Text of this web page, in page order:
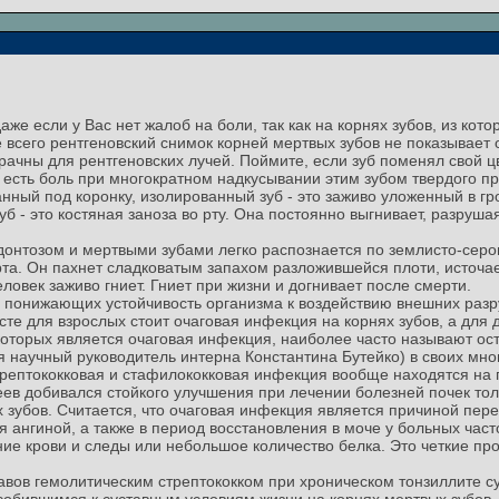
если у Вас нет жалоб на боли, так как на корнях зубов, из
рентгеновский снимок корней мертвых зубов не показывает
для рентгеновских лучей. Поймите, если зуб поменял свой
боль при многократном надкусывании этим зубом твердого
под коронку, изолированный зуб - это заживо уложенный в
- это костяная заноза во рту. Она постоянно выгнивает,
и мертвыми зубами легко распознается по землисто-
Он пахнет сладковатым запахом разложившейся плоти,
заживо гниет. Гниет при жизни и догнивает после смерти.
устойчивость организма к воздействию внешних
для взрослых стоит очаговая инфекция на корнях зубов, а для
является очаговая инфекция, наиболее часто называют
руководитель интерна Константина Бутейко) в своих
и стафилококковая инфекция вообще находятся
добивался стойкого улучшения при лечении болезней почек
Считается, что очаговая инфекция является причиной
ангиной, а также в период восстановления в моче у больных
крови и следы или небольшое количество белка. Это четкие
гемолитическим стрептококком при хроническом тонзиллите